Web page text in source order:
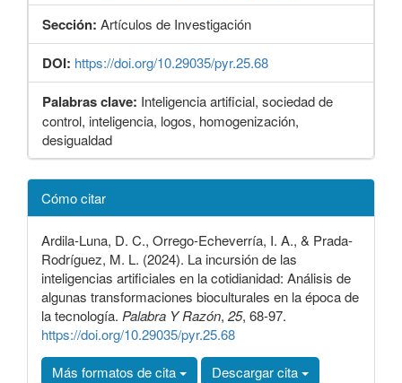
Sección: Artículos de Investigación
DOI: https://doi.org/10.29035/pyr.25.68
Palabras clave: Inteligencia artificial, sociedad de
control, inteligencia, logos, homogenización,
desigualdad
Detalles
del
artículo
Cómo citar
Ardila-Luna, D. C., Orrego-Echeverría, I. A., & Prada-
Rodríguez, M. L. (2024). La incursión de las
inteligencias artificiales en la cotidianidad: Análisis de
algunas transformaciones bioculturales en la época de
la tecnología. Palabra Y Razón, 25, 68-97.
https://doi.org/10.29035/pyr.25.68
Más formatos de cita
Descargar cita